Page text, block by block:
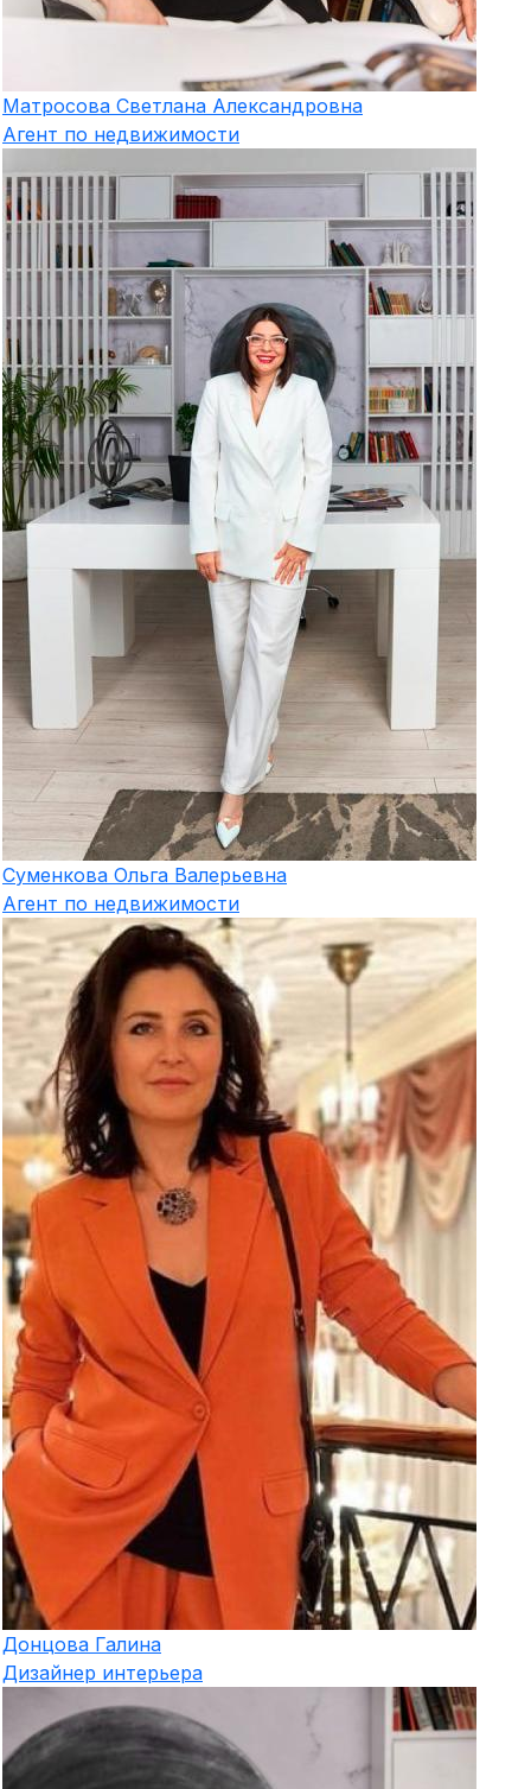
Матросова Светлана Александровна
Агент по недвижимости
Суменкова Ольга Валерьевна
Агент по недвижимости
Донцова Галина
Дизайнер интерьера